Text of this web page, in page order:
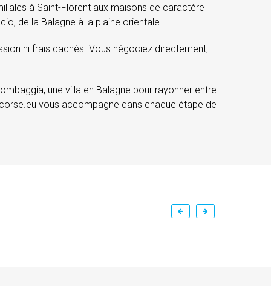
à Saint-Florent aux maisons de caractère
de la Balagne à la plaine orientale.
ni frais cachés. Vous négociez directement,
une villa en Balagne pour rayonner entre
vous accompagne dans chaque étape de